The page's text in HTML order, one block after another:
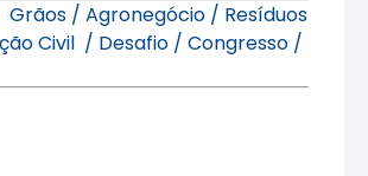
Grãos / Agronegócio / Resíduos
Civil / Desafio / Congresso /